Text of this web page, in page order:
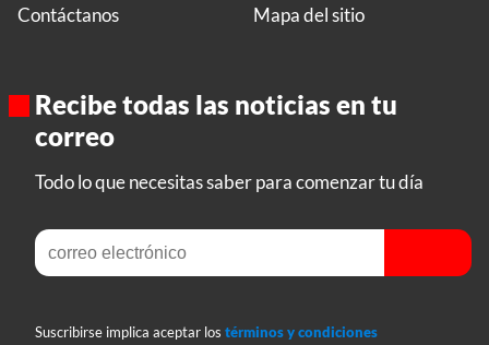
Contáctanos Mapa del sitio
Recibe todas las noticias en tu
correo
Todo lo que necesitas saber para comenzar tu día
Suscribirse implica aceptar los términos y condiciones